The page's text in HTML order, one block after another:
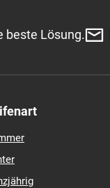
beste Lösung.